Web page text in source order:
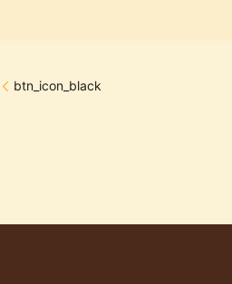
btn_icon_black